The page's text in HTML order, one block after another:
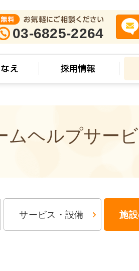
03-6825-2264
ムヘルプサー
サービス・設備 施